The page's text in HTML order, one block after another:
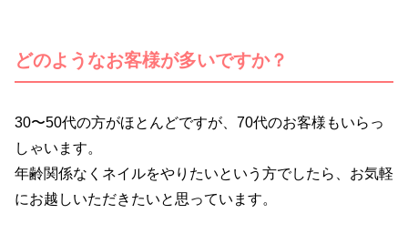
どのようなお客様が多いですか？
30〜50代の方がほとんどですが、70代のお客様もいらっ
しゃいます。
年齢関係なくネイルをやりたいという方でしたら、お気軽
にお越しいただきたいと思っています。